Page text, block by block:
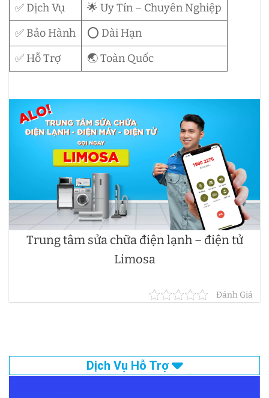
✅ Dịch Vụ
🌟 Uy Tín – Chuyên Nghiệp
✅ Bảo Hành
⭕ Dài Hạn
✅ Hỗ Trợ
🌏 Toàn Quốc
Trung tâm sửa chữa điện lạnh – điện tử
Limosa
Đánh Giá
Dịch Vụ Hỗ Trợ